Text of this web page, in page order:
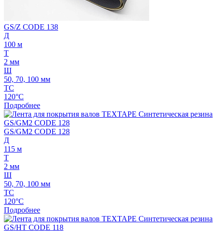
GS/Z CODE 138
Д
100 м
Т
2 мм
Ш
50, 70, 100 мм
ТС
120°C
Подробнее
GS/GM2 CODE 128
Д
115 м
Т
2 мм
Ш
50, 70, 100 мм
ТС
120°C
Подробнее